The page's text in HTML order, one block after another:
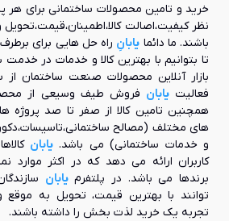
خرید و تامین محصولات ساختمانی برای هر
نظر کیفیت،اصالت
باشند. ما دائما یابانِ راه حل هایی برای
تا بتوانیم با بهترین کالا و خدمات در
فعالیتیابان فروش طیف وسیعی از
همچنین تامین کالا از صفر تا صد پروژه
های مختلف (مصالح
و خدمات ساختمانی) می باشد.یابان
کاربران ارائه می دهد که در اکثر موارد
برندها می باشد. در پلتفرمیابان
توانند با بهترین قیمت، تحویل به
تجربه یک خرید لذت بخش را داشته باشند.